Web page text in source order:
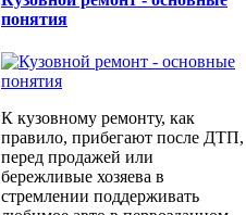
понятия
К кузовному ремонту, как
правило, прибегают после ДТП,
перед продажей или
бережливые хозяева в
стремлении поддерживать